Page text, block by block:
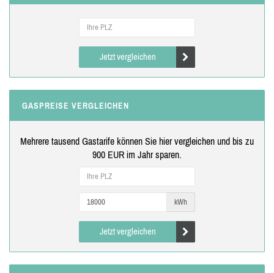
Jetzt vergleichen
GASPREISE VERGLEICHEN
Mehrere tausend Gastarife können Sie hier vergleichen und bis zu
900 EUR im Jahr sparen.
kWh
Jetzt vergleichen